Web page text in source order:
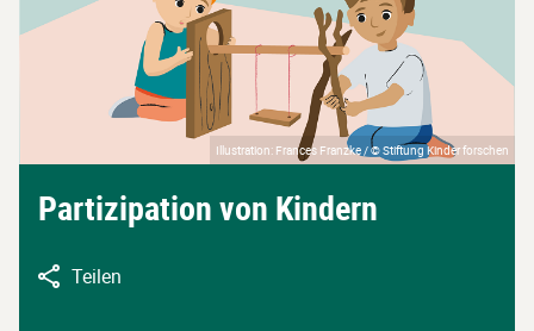
Illustration: Frances Franzke / © Stiftung Kinder forschen
Partizipation von Kindern
Teilen